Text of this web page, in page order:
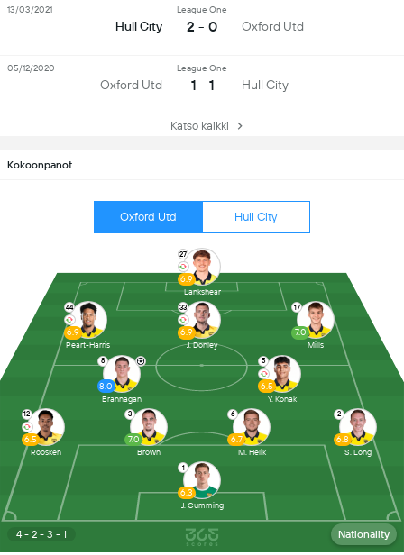
Kokoonpanot
Oxford Utd Hull City
4 - 2 - 3 - 1 Nationality
1
6.3
J. Cumming
12
6.5
Roosken
3
7.0
Brown
6
6.7
M. Helik
2
6.8
S. Long
8
8.0
Brannagan
5
6.5
Y. Konak
44
6.9
Peart-Harris
33
6.9
J. Donley
17
7.0
Mills
27
6.9
Lankshear
Hull City
League One
2 - 0 Oxford Utd
13/03/2021
Oxford Utd
League One
1 - 1 Hull City
05/12/2020
Katso kaikki